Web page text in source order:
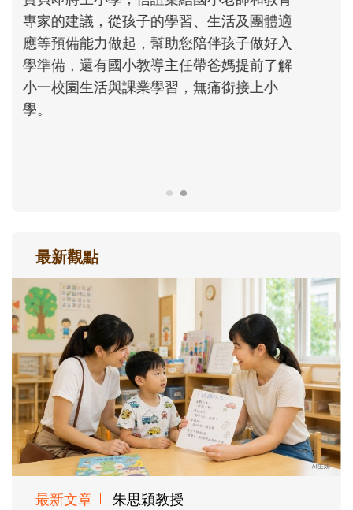
沒有人天生就擅長當爸爸！男人總是在一次
次「前所未有」的體驗中，跟著孩子一起長
大。從給予安全感的肢體遊戲，到獨立自
主、角色認同及解決問題的能力養成。爸爸
正嘗試用不同的模樣，參與孩子每個重要的
最新觀點
最新文章 朱思穎教授